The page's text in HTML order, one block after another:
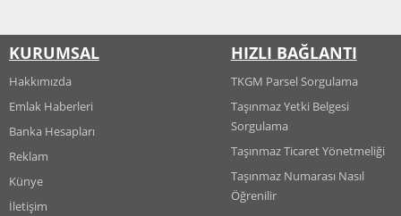
KURUMSAL
Hakkımızda
Emlak Haberleri
Banka Hesapları
Reklam
Künye
İletişim
HIZLI BAĞLANTI
TKGM Parsel Sorgulama
Taşınmaz Yetki Belgesi
Sorgulama
Taşınmaz Ticaret Yönetmeliği
Taşınmaz Numarası Nasıl
Öğrenilir